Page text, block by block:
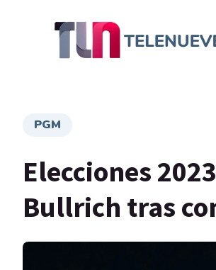
PGM
Elecciones
Bullrich tras